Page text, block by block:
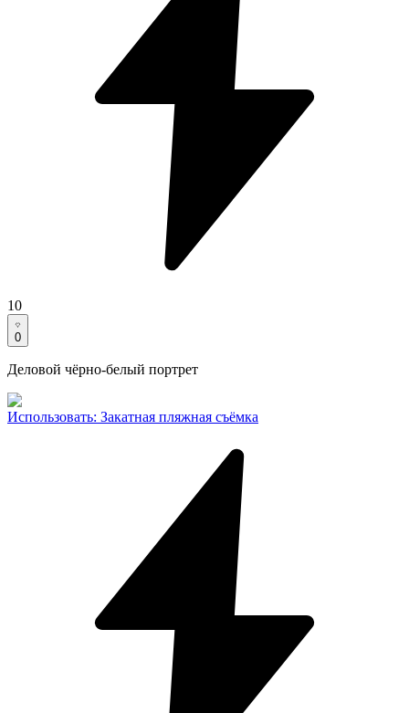
10
0
Деловой чёрно-белый портрет
Использовать: Закатная пляжная съёмка